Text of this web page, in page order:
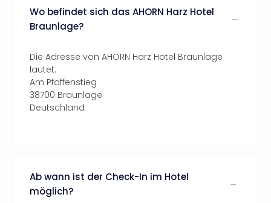
Wo befindet sich das AHORN Harz Hotel
Braunlage?
Die Adresse von AHORN Harz Hotel Braunlage
lautet:
Am Pfaffenstieg
38700 Braunlage
Deutschland
Ab wann ist der Check-In im Hotel
möglich?